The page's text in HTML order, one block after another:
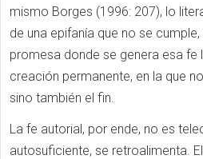
mismo Borges (1996: 207), lo
de una epifanía que no se
promesa donde se genera esa fe
creación permanente, en la que
sino también el fin.
La fe autorial, por ende, no es
autosuficiente, se retroalimenta.